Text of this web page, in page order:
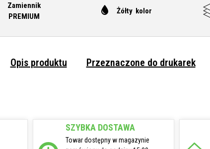
Zamiennik
PREMIUM
Żółty kolor
Opis produktu Przeznaczone do drukarek
SZYBKA DOSTAWA
Towar dostępny w magazynie